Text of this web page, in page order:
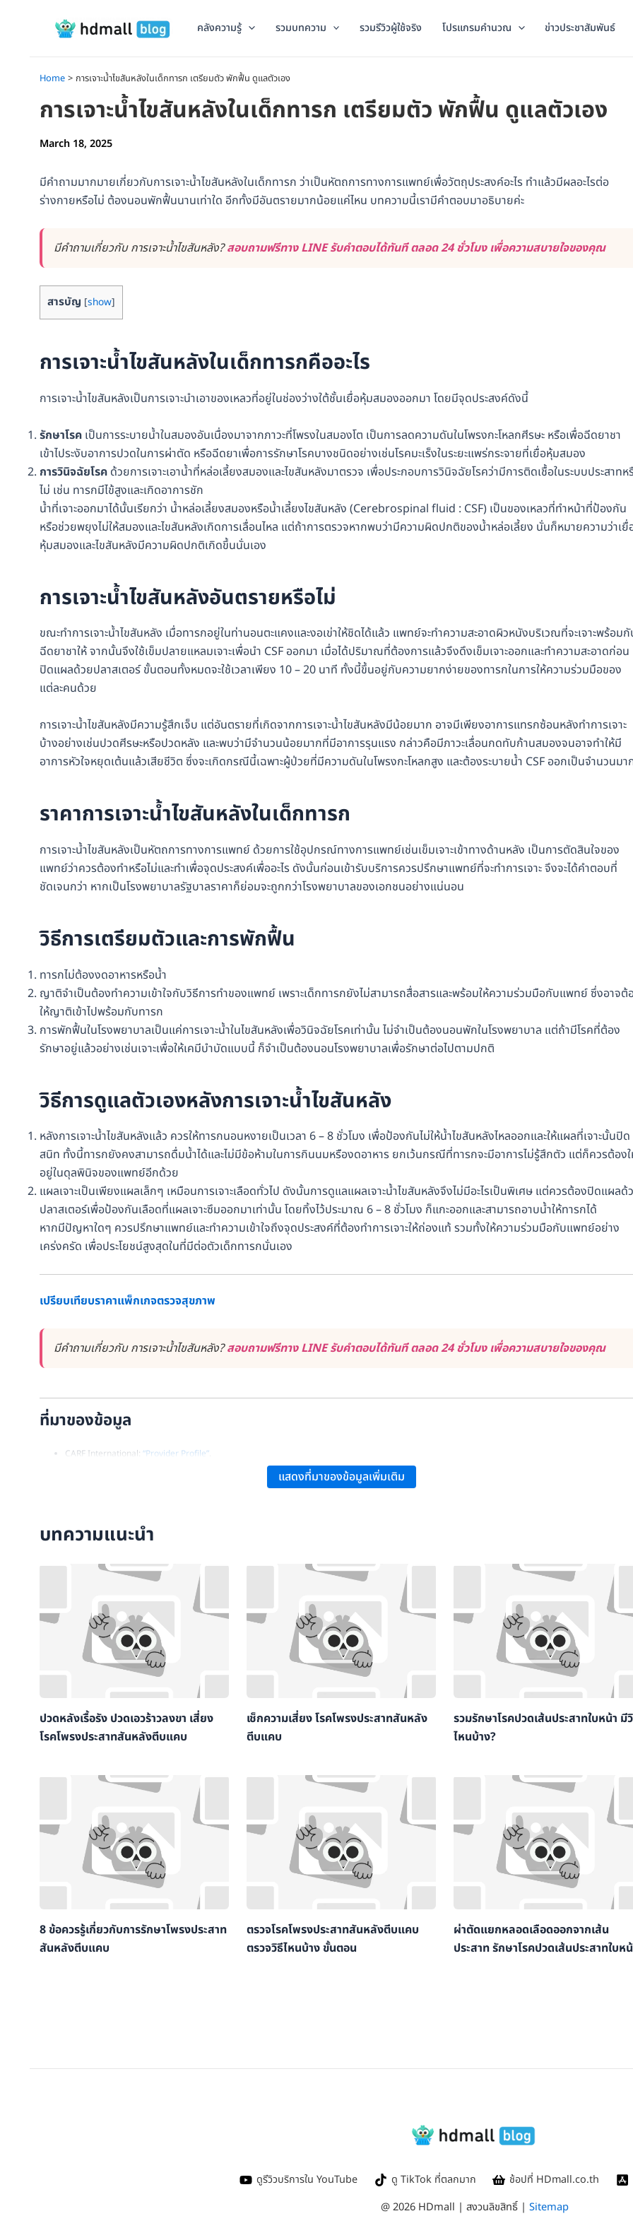
คลังความรู้ รวมบทความ รวมรีวิวผู้ใช้จริง โปรแกรมคำนวณ ข่าวประชาสัมพันธ์
Home การเจาะน้ำไขสันหลังในเด็กทารก เตรียมตัว พักฟื้น ดูแลตัวเอง
การเจาะน้ำไขสันหลังในเด็กทารก เตรียมตัว พักฟื้น ดูแลตัวเอง
March 18, 2025
มีคำถามมากมายเกี่ยวกับการเจาะน้ำไขสันหลังในเด็กทารก ว่าเป็นหัตถการทางการแพทย์เพื่อวัตถุประสงค์อะไร ทำแล้วมีผลอะไรต่อ
ร่างกายหรือไม่ ต้องนอนพักฟื้นนานเท่าใด อีกทั้งมีอันตรายมากน้อยแค่ไหน บทความนี้เรามีคำตอบมาอธิบายค่ะ
มีคำถามเกี่ยวกับ การเจาะน้ำไขสันหลัง?สอบถามฟรีทาง LINE รับคำตอบได้ทันที ตลอด 24 ชั่วโมง เพื่อความสบายใจของคุณ
สารบัญ [show]
การเจาะน้ำไขสันหลังในเด็กทารกคืออะไร
การเจาะน้ำไขสันหลังเป็นการเจาะนำเอาของเหลวที่อยู่ในช่องว่างใต้ชั้นเยื่อหุ้มสมองออกมา โดยมีจุดประสงค์ดังนี้
รักษาโรค เป็นการระบายน้ำในสมองอันเนื่องมาจากภาวะที่โพรงในสมองโต เป็นการลดความดันในโพรงกะโหลกศีรษะ หรือเพื่อฉีดยาชา
เข้าไประงับอาการปวดในการผ่าตัด หรือฉีดยาเพื่อการรักษาโรคบางชนิดอย่างเช่นโรคมะเร็งในระยะแพร่กระจายที่เยื่อหุ้มสมอง
การวินิจฉัยโรค ด้วยการเจาะเอาน้ำที่หล่อเลี้ยงสมองและไขสันหลังมาตรวจ เพื่อประกอบการวินิจฉัยโรคว่ามีการติดเชื้อในระบบประสาทห
ไม่ เช่น ทารกมีไข้สูงและเกิดอาการชัก
น้ำที่เจาะออกมาได้นั้นเรียกว่า น้ำหล่อเลี้ยงสมองหรือน้ำเลี้ยงไขสันหลัง (Cerebrospinal fluid : CSF) เป็นของเหลวที่ทำหน้าที่ป้องกัน
หรือช่วยพยุงไม่ให้สมองและไขสันหลังเกิดการเลื่อนไหล แต่ถ้าการตรวจหากพบว่ามีความผิดปกติของน้ำหล่อเลี้ยง นั่นก็หมายความว่าเยื่
หุ้มสมองและไขสันหลังมีความผิดปกติเกิดขึ้นนั่นเอง
การเจาะน้ำไขสันหลังอันตรายหรือไม่
ขณะทำการเจาะน้ำไขสันหลัง เมื่อทารกอยู่ในท่านอนตะแคงและงอเข่าให้ชิดได้แล้ว แพทย์จะทำความสะอาดผิวหนังบริเวณที่จะเจาะพร้อม
ฉีดยาชาให้ จากนั้นจึงใช้เข็มปลายแหลมเจาะเพื่อนำ CSF ออกมา เมื่อได้ปริมาณที่ต้องการแล้วจึงดึงเข็มเจาะออกและทำความสะอาดก่อน
ปิดแผลด้วยปลาสเตอร์ ขั้นตอนทั้งหมดจะใช้เวลาเพียง 10 – 20 นาที ทั้งนี้ขึ้นอยู่กับความยากง่ายของทารกในการให้ความร่วมมือของ
แต่ละคนด้วย
การเจาะน้ำไขสันหลังมีความรู้สึกเจ็บ แต่อันตรายที่เกิดจากการเจาะน้ำไขสันหลังมีน้อยมาก อาจมีเพียงอาการแทรกซ้อนหลังทำการเจาะ
บ้างอย่างเช่นปวดศีรษะหรือปวดหลัง และพบว่ามีจำนวนน้อยมากที่มีอาการรุนแรง กล่าวคือมีภาวะเลื่อนกดทับก้านสมองจนอาจทำให้มี
อาการหัวใจหยุดเต้นแล้วเสียชีวิต ซึ่งจะเกิดกรณีนี้เฉพาะผู้ป่วยที่มีความดันในโพรงกะโหลกสูง และต้องระบายน้ำ CSF ออกเป็นจำนวนมา
ราคาการเจาะน้ำไขสันหลังในเด็กทารก
การเจาะน้ำไขสันหลังเป็นหัตถการทางการแพทย์ ด้วยการใช้อุปกรณ์ทางการแพทย์เช่นเข็มเจาะเข้าทางด้านหลัง เป็นการตัดสินใจของ
แพทย์ว่าควรต้องทำหรือไม่และทำเพื่อจุดประสงค์เพื่ออะไร ดังนั้นก่อนเข้ารับบริการควรปรึกษาแพทย์ที่จะทำการเจาะ จึงจะได้คำตอบที่
ชัดเจนกว่า หากเป็นโรงพยาบาลรัฐบาลราคาก็ย่อมจะถูกกว่าโรงพยาบาลของเอกชนอย่างแน่นอน
วิธีการเตรียมตัวและการพักฟื้น
ทารกไม่ต้องงดอาหารหรือน้ำ
ญาติจำเป็นต้องทำความเข้าใจกับวิธีการทำของแพทย์ เพราะเด็กทารกยังไม่สามารถสื่อสารและพร้อมให้ความร่วมมือกับแพทย์ ซึ่งอาจต้
ให้ญาติเข้าไปพร้อมกับทารก
การพักฟื้นในโรงพยาบาลเป็นแค่การเจาะน้ำในไขสันหลังเพื่อวินิจฉัยโรคเท่านั้น ไม่จำเป็นต้องนอนพักในโรงพยาบาล แต่ถ้ามีโรคที่ต้อง
รักษาอยู่แล้วอย่างเช่นเจาะเพื่อให้เคมีบำบัดแบบนี้ ก็จำเป็นต้องนอนโรงพยาบาลเพื่อรักษาต่อไปตามปกติ
วิธีการดูแลตัวเองหลังการเจาะน้ำไขสันหลัง
หลังการเจาะน้ำไขสันหลังแล้ว ควรให้ทารกนอนหงายเป็นเวลา 6 – 8 ชั่วโมง เพื่อป้องกันไม่ให้น้ำไขสันหลังไหลออกและให้แผลที่เจาะนั้นปิด
สนิท ทั้งนี้ทารกยังคงสามารถดื่มน้ำได้และไม่มีข้อห้ามในการกินนมหรืองดอาหาร ยกเว้นกรณีที่ทารกจะมีอาการไม่รู้สึกตัว แต่ก็ควรต้อง
อยู่ในดุลพินิจของแพทย์อีกด้วย
แผลเจาะเป็นเพียงแผลเล็กๆ เหมือนการเจาะเลือดทั่วไป ดังนั้นการดูแลแผลเจาะน้ำไขสันหลังจึงไม่มีอะไรเป็นพิเศษ แต่ควรต้องปิดแผลด้
ปลาสเตอร์เพื่อป้องกันเลือดที่แผลเจาะซึมออกมาเท่านั้น โดยทิ้งไว้ประมาณ 6 – 8 ชั่วโมง ก็แกะออกและสามารถอาบน้ำให้ทารกได้
หากมีปัญหาใดๆ ควรปรึกษาแพทย์และทำความเข้าใจถึงจุดประสงค์ที่ต้องทำการเจาะให้ถ่องแท้ รวมทั้งให้ความร่วมมือกับแพทย์อย่าง
เคร่งครัด เพื่อประโยชน์สูงสุดในที่มีต่อตัวเด็กทารกนั่นเอง
เปรียบเทียบราคาแพ็กเกจตรวจสุขภาพ
มีคำถามเกี่ยวกับ การเจาะน้ำไขสันหลัง?สอบถามฟรีทาง LINE รับคำตอบได้ทันที ตลอด 24 ชั่วโมง เพื่อความสบายใจของคุณ
ที่มาของข้อมูล
CARF International: “Provider Profile”
“Spinal Trauma”
“Spinal Cord Injury – Symptoms and Causes”.
แสดงที่มาของข้อมูลเพิ่มเติม
บทความแนะนำ
ปวดหลังเรื้อรัง ปวดเอวร้าวลงขา เสี่ยง
โรคโพรงประสาทสันหลังตีบแคบ
เช็กความเสี่ยง โรคโพรงประสาทสันหลัง
ตีบแคบ
รวมรักษาโรคปวดเส้นประสาทใบหน้า มี
ไหนบ้าง?
8 ข้อควรรู้เกี่ยวกับการรักษาโพรงประสาท
สันหลังตีบแคบ
ตรวจโรคโพรงประสาทสันหลังตีบแคบ
ตรวจวิธีไหนบ้าง ขั้นตอน
ผ่าตัดแยกหลอดเลือดออกจากเส้น
ประสาท รักษาโรคปวดเส้นประสาทใบห
ดูรีวิวบริการใน YouTube ดู TikTok ที่ตลกมาก ช้อปที่ HDmall.co.th
@ 2026 HDmall | สงวนลิขสิทธิ์ | Sitemap